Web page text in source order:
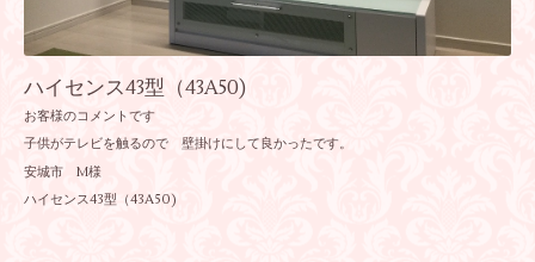
ハイセンス43型（43A50)
お客様のコメントです
子供がテレビを触るので 壁掛けにして良かったです。
安城市 M様
ハイセンス43型（43A50)